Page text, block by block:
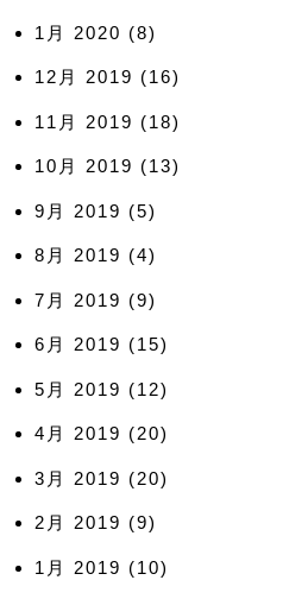
1月 2020 (8)
12月 2019 (16)
11月 2019 (18)
10月 2019 (13)
9月 2019 (5)
8月 2019 (4)
7月 2019 (9)
6月 2019 (15)
5月 2019 (12)
4月 2019 (20)
3月 2019 (20)
2月 2019 (9)
1月 2019 (10)